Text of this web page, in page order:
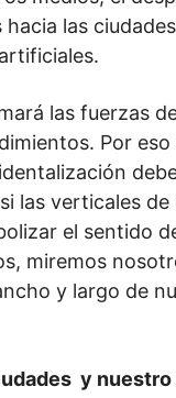
hacia las
las fuerzas
Por
las verticales de
el sentido
miremos
y largo de
y nuestro